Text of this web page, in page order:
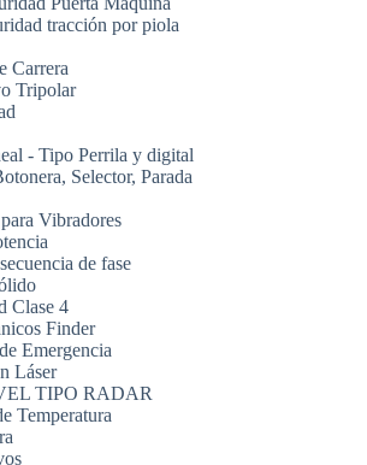
tracción por piola
Carrera
Tripolar
- Tipo Perrila y digital
Selector, Parada
Vibradores
de fase
Clase 4
Finder
Emergencia
Láser
TIPO RADAR
Temperatura